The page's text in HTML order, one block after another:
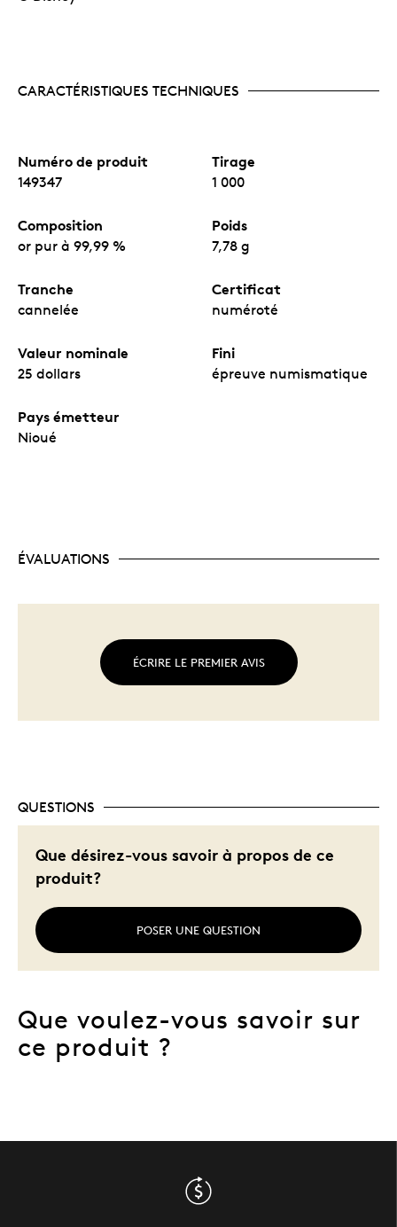
CARACTÉRISTIQUES TECHNIQUES
Numéro de produit
149347
Tirage
1 000
Composition
or pur à 99,99 %
Poids
7,78 g
Tranche
cannelée
Certificat
numéroté
Valeur nominale
25 dollars
Fini
épreuve numismatique
Pays émetteur
Nioué
ÉVALUATIONS
ÉCRIRE LE PREMIER AVIS
QUESTIONS
Que désirez-vous savoir à propos de ce
produit?
POSER UNE QUESTION
Que voulez-vous savoir sur
ce produit ?